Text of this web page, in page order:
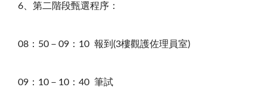
6 、第二階段甄選程序：
08 ： 50 － 09 ： 10 報到 (3樓觀護佐理員室)
09 ： 10 － 10 ： 40 筆試